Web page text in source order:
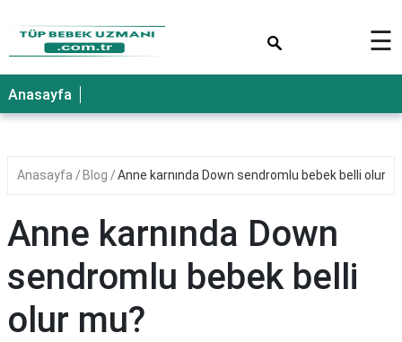
☰
Anasayfa
Anasayfa Blog Anne karnında Down sendromlu bebek belli olur
Anne karnında Down
sendromlu bebek belli
olur mu?